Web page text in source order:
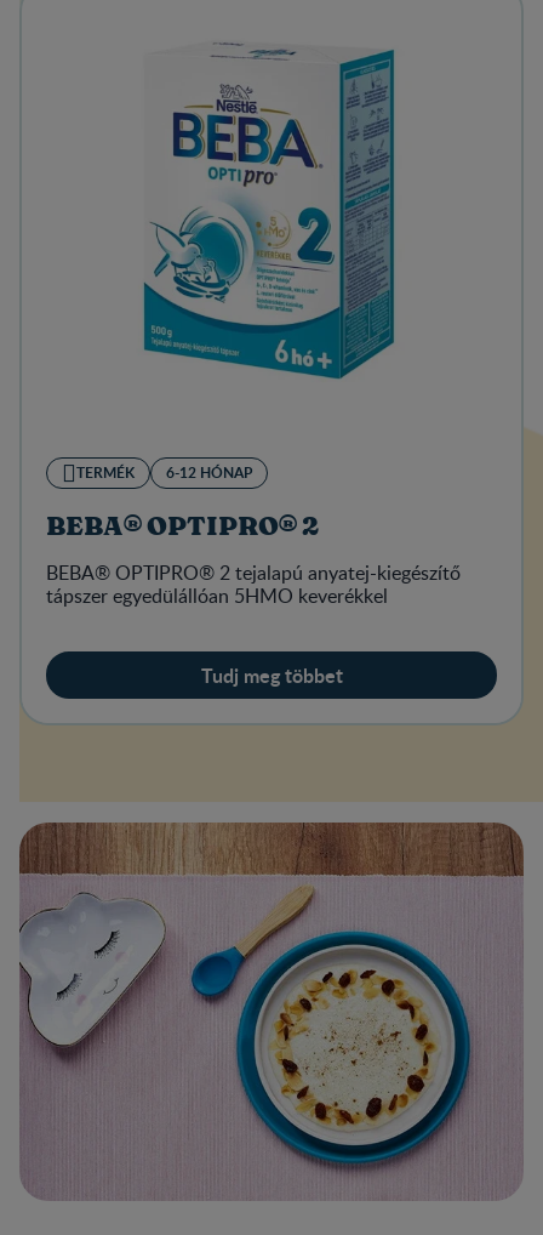
TERMÉK 6-12 HÓNAP
BEBA® OPTIPRO® 2
BEBA® OPTIPRO® 2 tejalapú anyatej-kiegészítő
tápszer egyedülállóan 5HMO keverékkel
Tudj meg többet